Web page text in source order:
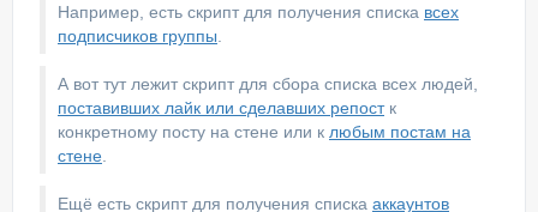
Например, есть скрипт для получения списка всех
подписчиков группы
А вот тут лежит скрипт для сбора списка всех людей,
поставивших лайк или сделавших репостк
конкретному посту на стене или к любым постам на
стене
Ещё есть скрипт для получения списка аккаунтов